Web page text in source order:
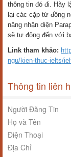
thông tin đó đi. Hãy
lại các cặp từ đồng
năng nhận diện
sẽ tự động đến với
Link tham khảo:
ngu/kien-thuc-ielts/
Thông tin liên
Người Đăng Tin
Họ và Tên
Điện Thoại
Địa Chỉ